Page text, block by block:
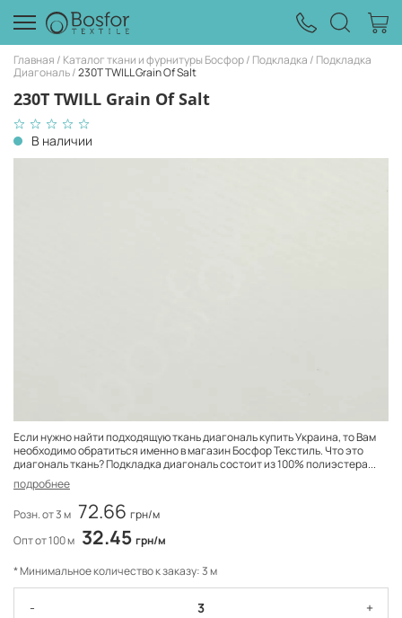
Главная Каталог ткани и фурнитуры Босфор Подкладка
Подкладка
Диагональ 230T TWILL Grain Of Salt
230T TWILL Grain Of Salt
В наличии
Если нужно найти подходящую ткань диагональ купить Украина, то Вам
необходимо обратиться именно в магазин Босфор Текстиль. Что это
диагональ ткань? Подкладка диагональ состоит из 100% полиэстера...
подробнее
Розн. от 3 м 72.66 грн/м
Опт от 100 м 32.45 грн/м
* Минимальное количество к заказу: 3 м
- +